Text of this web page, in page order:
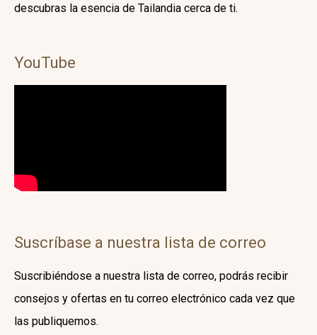
descubras la esencia de Tailandia cerca de ti.
YouTube
Suscríbase a nuestra lista de correo
Suscribiéndose a nuestra lista de correo, podrás recibir
consejos y ofertas en tu correo electrónico cada vez que
las publiquemos.